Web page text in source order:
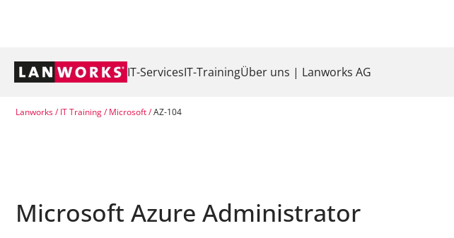
überspringen
IT-ServicesIT-TrainingÜber uns | Lanworks AG
Lanworks IT Training Microsoft AZ-104
Microsoft Azure Administrator